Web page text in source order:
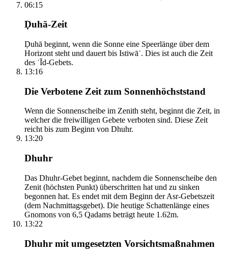
06:15
Ḍuhā-Zeit
Ḍuhā beginnt, wenn die Sonne eine Speerlänge über dem
Horizont steht und dauert bis Istiwāʾ. Dies ist auch die Zeit
des ʿĪd-Gebets.
13:16
Die Verbotene Zeit zum Sonnenhöchststand
Wenn die Sonnenscheibe im Zenith steht, beginnt die Zeit, in
welcher die freiwilligen Gebete verboten sind. Diese Zeit
reicht bis zum Beginn von Dhuhr.
13:20
Dhuhr
Das Dhuhr-Gebet beginnt, nachdem die Sonnenscheibe den
Zenit (höchsten Punkt) überschritten hat und zu sinken
begonnen hat. Es endet mit dem Beginn der Asr-Gebetszeit
(dem Nachmittagsgebet). Die heutige Schattenlänge eines
Gnomons von 6,5 Qadams beträgt heute 1.62m.
13:22
Dhuhr mit umgesetzten Vorsichtsmaßnahmen